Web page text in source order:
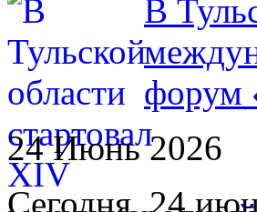
В
форум
24 Июнь 2026
Сегодня, 24